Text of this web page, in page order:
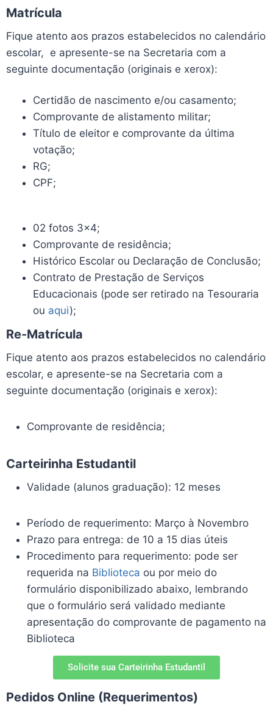
Matrícula
Fique atento aos prazos estabelecidos no calendário
escolar, e apresente-se na Secretaria com a
seguinte documentação (originais e xerox):
Certidão de nascimento e/ou casamento;
Comprovante de alistamento militar;
Título de eleitor e comprovante da última
votação;
RG;
CPF;
02 fotos 3×4;
Comprovante de residência;
Histórico Escolar ou Declaração de Conclusão;
Contrato de Prestação de Serviços
Educacionais (pode ser retirado na Tesouraria
ou aqui);
Re-Matrícula
Fique atento aos prazos estabelecidos no calendário
escolar, e apresente-se na Secretaria com a
seguinte documentação (originais e xerox):
Comprovante de residência;
Carteirinha Estudantil
Validade (alunos graduação): 12 meses
Período de requerimento: Março à Novembro
Prazo para entrega: de 10 a 15 dias úteis
Procedimento para requerimento: pode ser
requerida na Biblioteca ou por meio do
formulário disponibilizado abaixo, lembrando
que o formulário será validado mediante
apresentação do comprovante de pagamento na
Biblioteca
Solicite sua Carteirinha Estudantil
Pedidos Online (Requerimentos)